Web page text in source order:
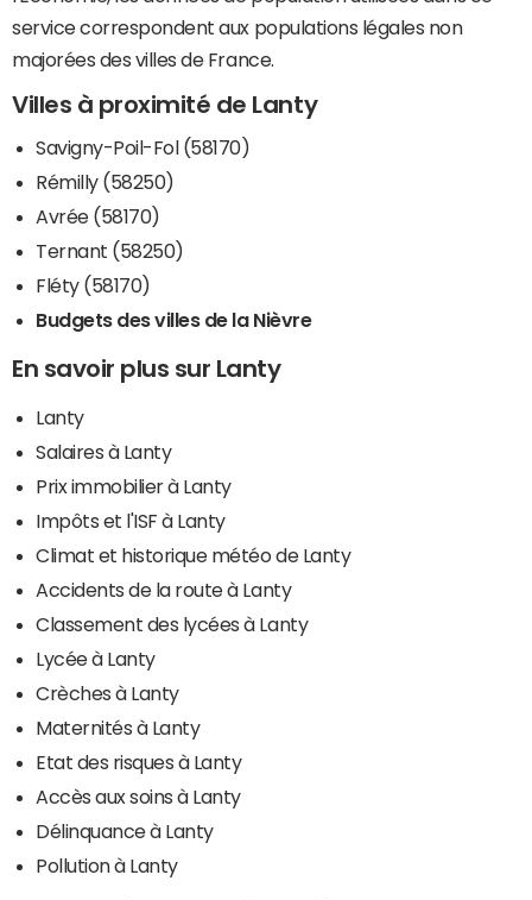
service correspondent aux populations légales non
majorées des villes de France.
Villes à proximité de Lanty
Savigny-Poil-Fol (58170)
Rémilly (58250)
Avrée (58170)
Ternant (58250)
Fléty (58170)
Budgets des villes de la Nièvre
En savoir plus sur Lanty
Lanty
Salaires à Lanty
Prix immobilier à Lanty
Impôts et l'ISF à Lanty
Climat et historique météo de Lanty
Accidents de la route à Lanty
Classement des lycées à Lanty
Lycée à Lanty
Crèches à Lanty
Maternités à Lanty
Etat des risques à Lanty
Accès aux soins à Lanty
Délinquance à Lanty
Pollution à Lanty